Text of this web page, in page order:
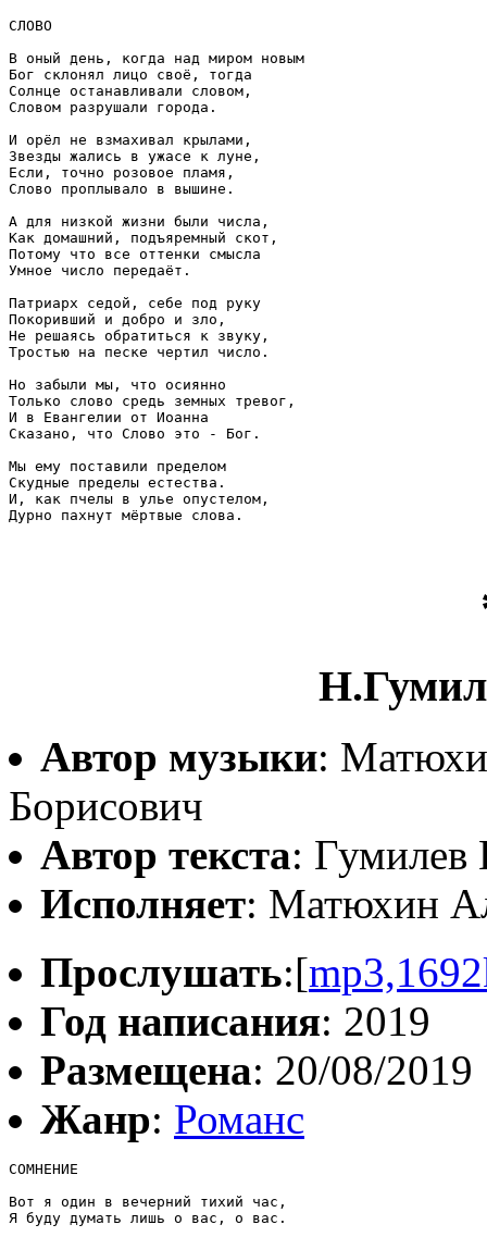
СЛОВО
В оный день, когда над миром новым
Бог склонял лицо своё, тогда
Солнце останавливали словом,
Словом разрушали города.
И орёл не взмахивал крылами,
Звезды жались в ужасе к луне,
Если, точно розовое пламя,
Слово проплывало в вышине.
А для низкой жизни были числа,
Как домашний, подъяремный скот,
Потому что все оттенки смысла
Умное число передаёт.
Патриарх седой, себе под руку
Покоривший и добро и зло,
Не решаясь обратиться к звуку,
Тростью на песке чертил число.
Но забыли мы, что осиянно
Только слово средь земных тревог,
И в Евангелии от Иоанна
Сказано, что Слово это - Бог.
Мы ему поставили пределом
Скудные пределы естества.
И, как пчелы в улье опустелом,
Дурно пахнут мёртвые слова.
Автор музыки:
Борисович
Автор текста: Гумилев
Исполняет: Матюхин
Прослушать:[
Год написания: 2019
Размещена: 20/08/2019
Жанр: Романс
СОМНЕНИЕ
Вот я один в вечерний тихий час,
Я буду думать лишь о вас, о вас.